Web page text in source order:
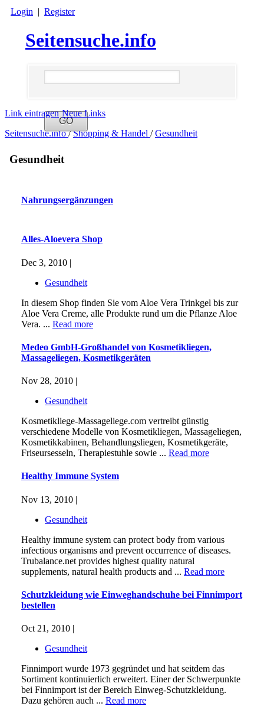
Login | Register
Seitensuche.info
Link eintragen Neue Links
Seitensuche.info/ Shopping & Handel / Gesundheit
Gesundheit
Nahrungsergänzungen
Alles-Aloevera Shop
Dec 3, 2010 |
Gesundheit
In diesem Shop finden Sie vom Aloe Vera Trinkgel bis zur
Aloe Vera Creme, alle Produkte rund um die Pflanze Aloe
Vera. ... Read more
Medeo GmbH-Großhandel von Kosmetikliegen,
Massageliegen, Kosmetikgeräten
Nov 28, 2010 |
Gesundheit
Kosmetikliege-Massageliege.com vertreibt günstig
verschiedene Modelle von Kosmetikliegen, Massageliegen,
Kosmetikkabinen, Behandlungsliegen, Kosmetikgeräte,
Friseursesseln, Therapiestuhle sowie ... Read more
Healthy Immune System
Nov 13, 2010 |
Gesundheit
Healthy immune system can protect body from various
infectious organisms and prevent occurrence of diseases.
Trubalance.net provides highest quality natural
supplements, natural health products and ... Read more
Schutzkleidung wie Einweghandschuhe bei Finnimport
bestellen
Oct 21, 2010 |
Gesundheit
Finnimport wurde 1973 gegründet und hat seitdem das
Sortiment kontinuierlich erweitert. Einer der Schwerpunkte
bei Finnimport ist der Bereich Einweg-Schutzkleidung.
Dazu gehören auch ... Read more